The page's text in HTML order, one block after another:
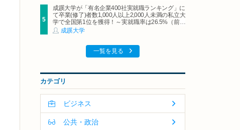
成蹊大学が「有名企業400社実就職ランキング」に
て卒業(修了)者数1,000人以上2,000人未満の私立大
学で全国第1位を獲得！～実就職率は26.5%（前年
比＋4.3pt）に伸長、東京の私立大学でも10位にラ
ンクイン～
成蹊大学
一覧を見る
カテゴリ
ビジネス
公共・政治